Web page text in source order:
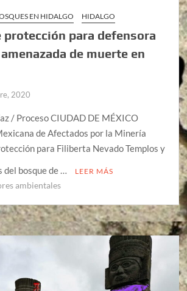
EN HIDALGO HIDALGO
protección para defensora
de muerte en
2020
/ Proceso CIUDAD DE MÉXICO
de Afectados por la Minería
para Filiberta Nevado Templos y
del bosque de …
LEER MÁS
ambientales